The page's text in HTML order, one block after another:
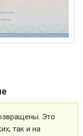
Это
так и на